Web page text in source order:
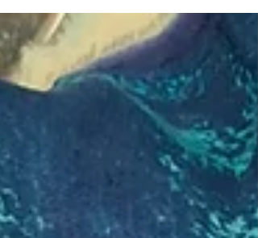
du diese Zeit mit schönen Erinnerungen
verbindest, kannst du es nach diesem
Workshop weiterverwenden. Bring dein
Tragetuch mit und nähe daraus eine große,
praktische Tragetasche, eine Hose oder einen
Kimono. Tragetücher bestehen aus
widerstandsfähigem Material und sind
dadurch super geeignet für ein Up